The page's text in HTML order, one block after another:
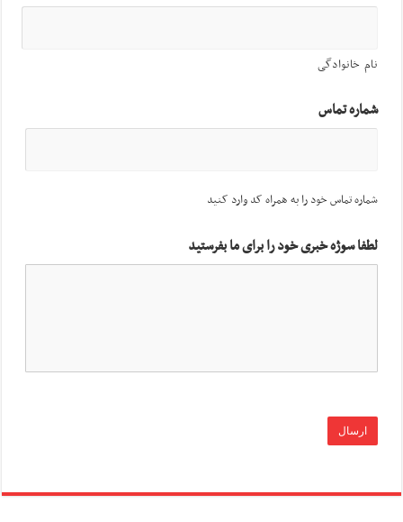
نام خانوادگی
شماره تماس
شماره تماس خود را به همراه کد وارد کنید
لطفا سوژه خبری خود را برای ما بفرستید